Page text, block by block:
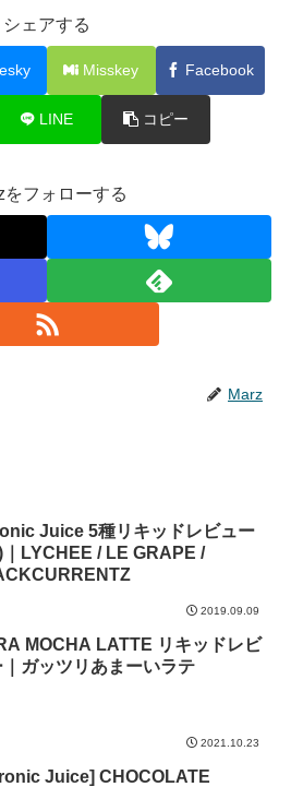
シェアする
Misskey Facebook
LINE コピー
をフォローする
Marz
Juice 5種リキッドレビュー
｜LYCHEE / LE GRAPE /
2019.09.09
MOCHA LATTE リキッドレビ
｜ガッツリあまーいラテ
2021.10.23
Juice] CHOCOLATE